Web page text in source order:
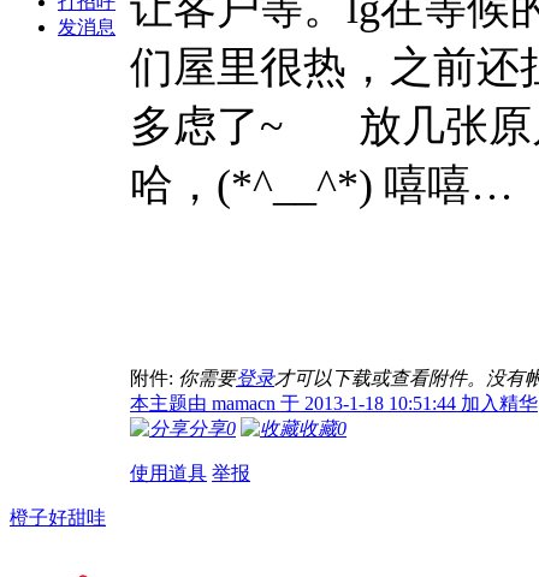
发消息
们屋里很热，之前还
多虑了~ 放几张原
哈，(*^__^*) 嘻嘻…
附件: 你需要登录才可以下载或查看附件。没有
本主题由 mamacn 于 2013-1-18 10:51:44 加入精华
分享0 收藏0
使用道具 举报
橙子好甜哇